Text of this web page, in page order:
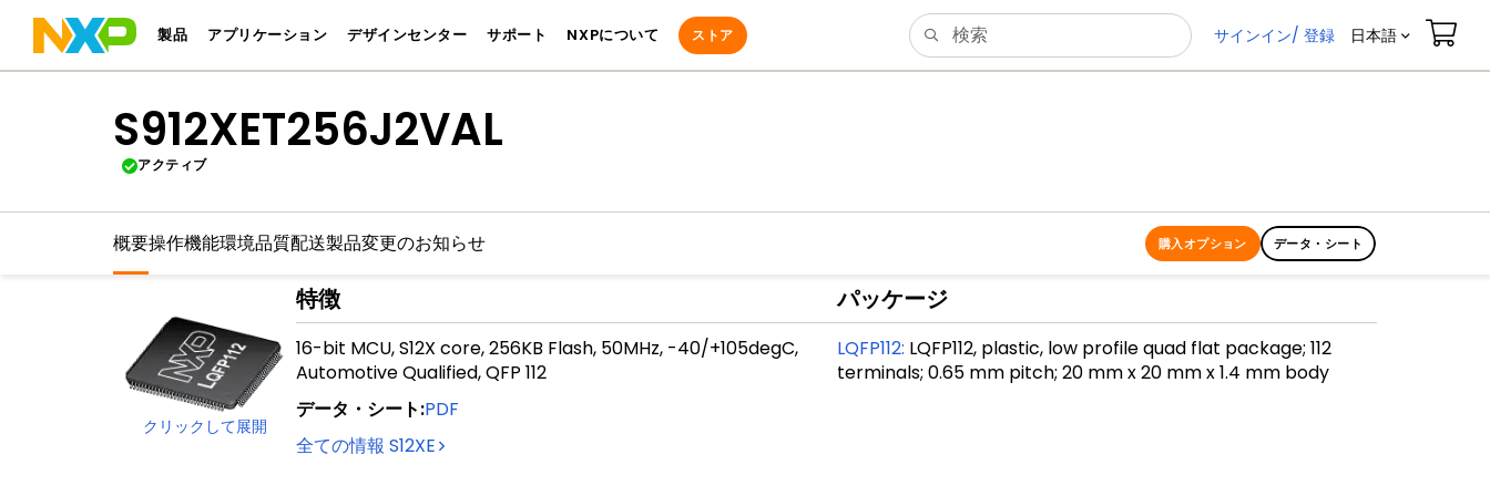
製品 アプリケーション デザインセンター サポート NXPについて ストア サインイン/ 登録 日本語
S912XET256J2VAL
アクティブ
概要操作機能環境品質配送製品変更のお知らせ 購入オプション データ・シート
クリックして展開
特徴
16-bit MCU, S12X core, 256KB Flash, 50MHz, -40/+105degC,
Automotive Qualified, QFP 112
データ・シート:PDF
全ての情報 S12XE
パッケージ
LQFP112: LQFP112, plastic, low profile quad flat package; 112
terminals; 0.65 mm pitch; 20 mm x 20 mm x 1.4 mm body